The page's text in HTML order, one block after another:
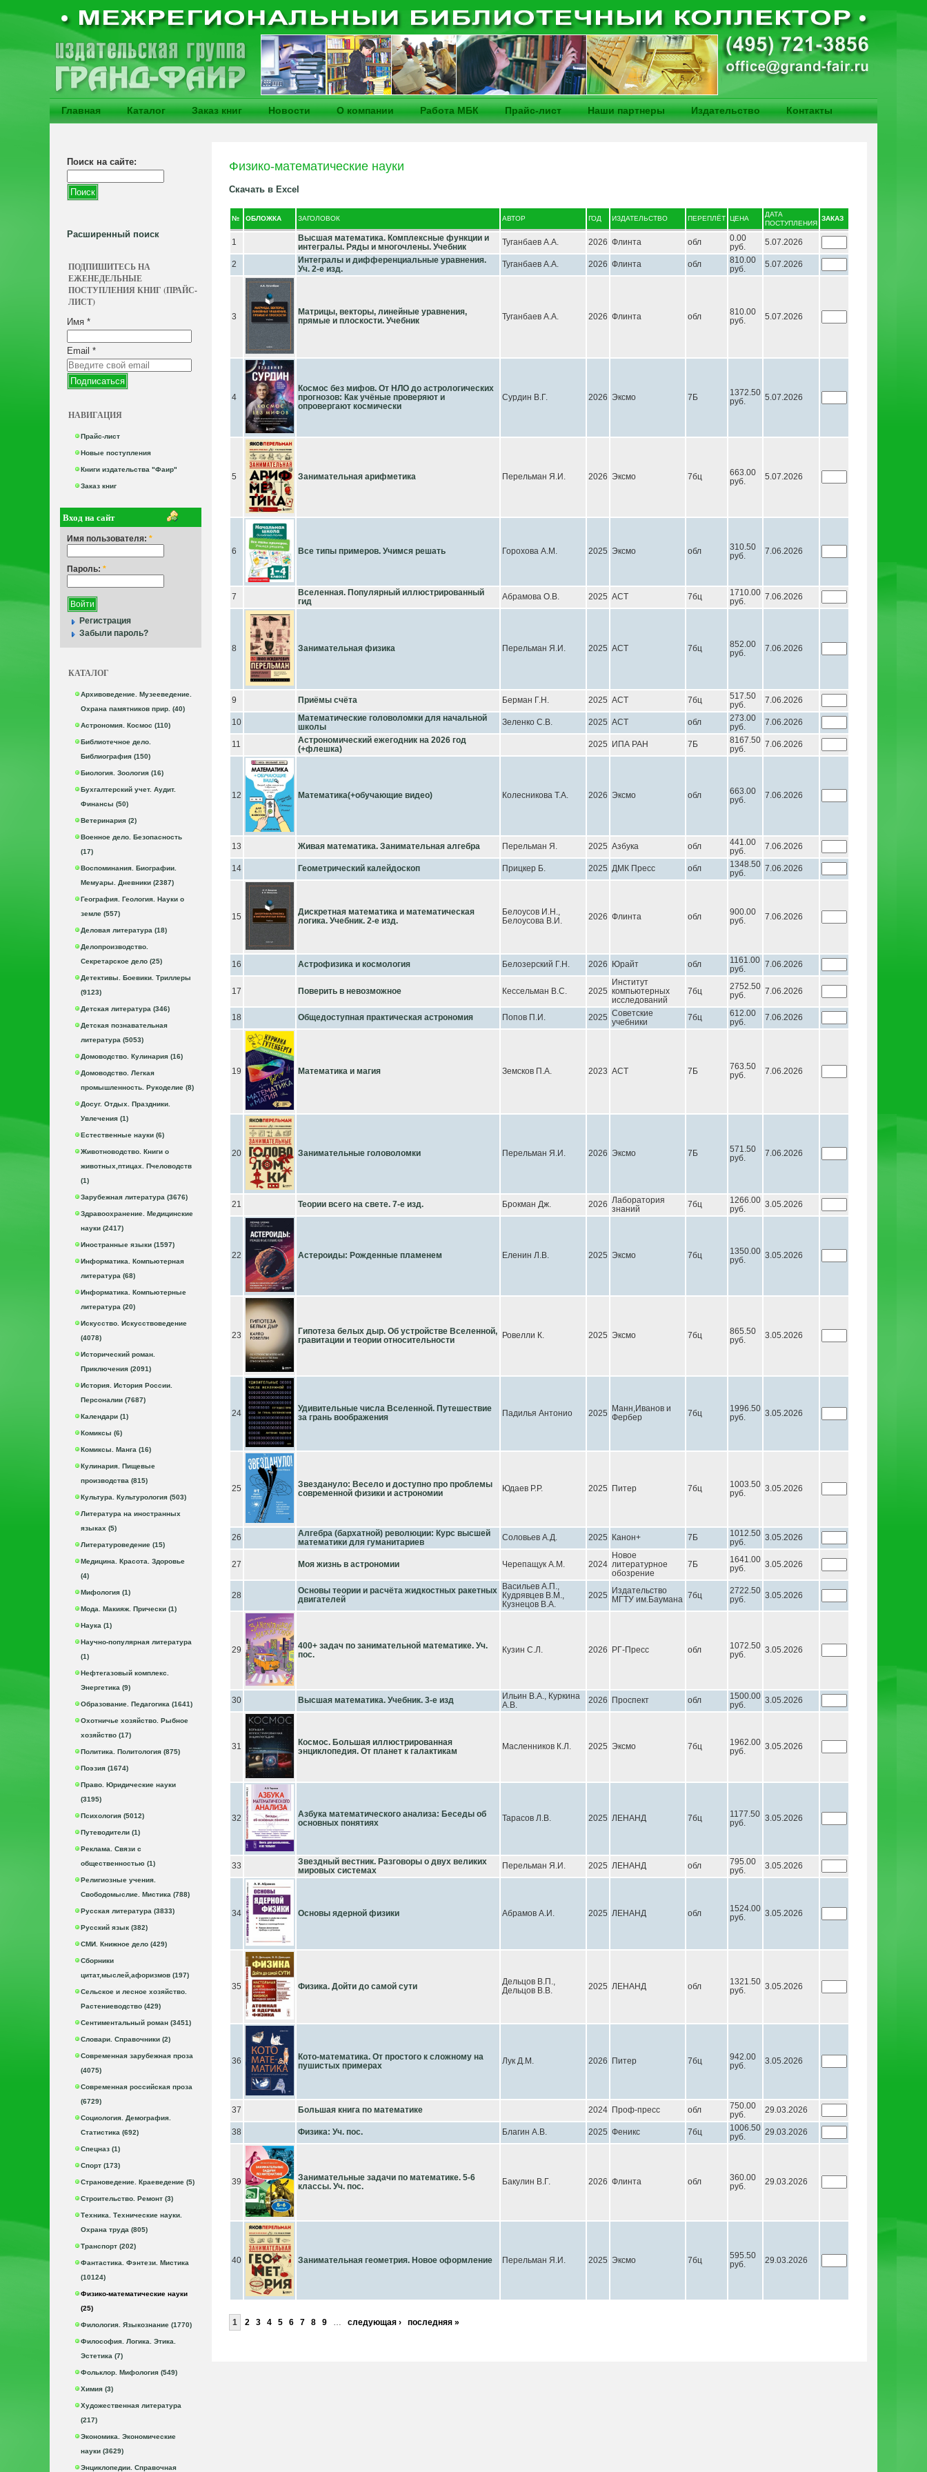
Главная Каталог Заказ книг Новости О компании Работа МБК Прайс-лист Наши партнеры Издательство Контакты
Поиск на сайте:
Расширенный поиск
ПОДПИШИТЕСЬ НА
ЕЖЕНЕДЕЛЬНЫЕ
ПОСТУПЛЕНИЯ КНИГ (ПРАЙС-
ЛИСТ)
Имя *
Email *
НАВИГАЦИЯ
Прайс-лист
Новые поступления
Книги издательства "Фаир"
Заказ книг
Вход на сайт
Имя пользователя: *
Пароль: *
Регистрация
Забыли пароль?
КАТАЛОГ
Архивоведение. Музееведение.
Охрана памятников прир. (40)
Астрономия. Космос (110)
Библиотечное дело.
Библиография (150)
Биология. Зоология (16)
Бухгалтерский учет. Аудит.
Финансы (50)
Ветеринария (2)
Военное дело. Безопасность
(17)
Воспоминания. Биографии.
Мемуары. Дневники (2387)
География. Геология. Науки о
земле (557)
Деловая литература (18)
Делопроизводство.
Секретарское дело (25)
Детективы. Боевики. Триллеры
(9123)
Детская литература (346)
Детская познавательная
литература (5053)
Домоводство. Кулинария (16)
Домоводство. Легкая
промышленность. Рукоделие (8)
Досуг. Отдых. Праздники.
Увлечения (1)
Естественные науки (6)
Животноводство. Книги о
животных,птицах. Пчеловодств
(1)
Зарубежная литература (3676)
Здравоохранение. Медицинские
науки (2417)
Иностранные языки (1597)
Информатика. Компьютерная
литература (68)
Информатика. Компьютерные
литература (20)
Искусство. Искусствоведение
(4078)
Исторический роман.
Приключения (2091)
История. История России.
Персоналии (7687)
Календари (1)
Комиксы (6)
Комиксы. Манга (16)
Кулинария. Пищевые
производства (815)
Культура. Культурология (503)
Литература на иностранных
языках (5)
Литературоведение (15)
Медицина. Красота. Здоровье
(4)
Мифология (1)
Мода. Макияж. Прически (1)
Наука (1)
Научно-популярная литература
(1)
Нефтегазовый комплекс.
Энергетика (9)
Образование. Педагогика (1641)
Охотничье хозяйство. Рыбное
хозяйство (17)
Политика. Политология (875)
Поэзия (1674)
Право. Юридические науки
(3195)
Психология (5012)
Путеводители (1)
Реклама. Связи с
общественностью (1)
Религиозные учения.
Свободомыслие. Мистика (788)
Русская литература (3833)
Русский язык (382)
СМИ. Книжное дело (429)
Сборники
цитат,мыслей,афоризмов (197)
Сельское и лесное хозяйство.
Растениеводство (429)
Сентиментальный роман (3451)
Словари. Справочники (2)
Современная зарубежная проза
(4075)
Современная российская проза
(6729)
Социология. Демография.
Статистика (692)
Спецназ (1)
Спорт (173)
Страноведение. Краеведение (5)
Строительство. Ремонт (3)
Техника. Технические науки.
Охрана труда (805)
Транспорт (202)
Фантастика. Фэнтези. Мистика
(10124)
Физико-математические науки
(25)
Филология. Языкознание (1770)
Философия. Логика. Этика.
Эстетика (7)
Фольклор. Мифология (549)
Химия (3)
Художественная литература
(217)
Экономика. Экономические
науки (3629)
Энциклопедии. Справочная
Физико-математические науки
Скачать в Excel
№ ОБЛОЖКА ЗАГОЛОВОК АВТОР ГОД ИЗДАТЕЛЬСТВО ПЕРЕПЛЁТ ЦЕНА
ДАТА
ПОСТУПЛЕНИЯ
ЗАКАЗ
1
Высшая математика. Комплексные функции и
интегралы. Ряды и многочлены. Учебник
Туганбаев А.А. 2026 Флинта обл
0.00
руб.
5.07.2026
2
Интегралы и дифференциальные уравнения.
Уч. 2-е изд.
Туганбаев А.А. 2026 Флинта обл
810.00
руб.
5.07.2026
3
Матрицы, векторы, линейные уравнения,
прямые и плоскости. Учебник
Туганбаев А.А. 2026 Флинта обл
810.00
руб.
5.07.2026
4
Космос без мифов. От НЛО до астрологических
прогнозов: Как учёные проверяют и
опровергают космически
Сурдин В.Г. 2026 Эксмо 7Б
1372.50
руб.
5.07.2026
5 Занимательная арифметика Перельман Я.И. 2026 Эксмо 7бц
663.00
руб.
5.07.2026
6 Все типы примеров. Учимся решать Горохова А.М. 2025 Эксмо обл
310.50
руб.
7.06.2026
7
Вселенная. Популярный иллюстрированный
гид
Абрамова О.В. 2025 АСТ 7бц
1710.00
руб.
7.06.2026
8 Занимательная физика Перельман Я.И. 2025 АСТ 7бц
852.00
руб.
7.06.2026
9 Приёмы счёта Берман Г.Н. 2025 АСТ 7бц
517.50
руб.
7.06.2026
10
Математические головоломки для начальной
школы
Зеленко С.В. 2025 АСТ обл
273.00
руб.
7.06.2026
11
Астрономический ежегодник на 2026 год
(+флешка)
2025 ИПА РАН 7Б
8167.50
руб.
7.06.2026
12 Математика(+обучающие видео) Колесникова Т.А. 2026 Эксмо обл
663.00
руб.
7.06.2026
13 Живая математика. Занимательная алгебра Перельман Я. 2025 Азбука обл
441.00
руб.
7.06.2026
14 Геометрический калейдоскоп Прицкер Б. 2025 ДМК Пресс обл
1348.50
руб.
7.06.2026
15
Дискретная математика и математическая
логика. Учебник. 2-е изд.
Белоусов И.Н.,
Белоусова В.И.
2026 Флинта обл
900.00
руб.
7.06.2026
16 Астрофизика и космология Белозерский Г.Н. 2026 Юрайт обл
1161.00
руб.
7.06.2026
17 Поверить в невозможное Кессельман В.С. 2025
Институт
компьютерных
исследований
7бц
2752.50
руб.
7.06.2026
18 Общедоступная практическая астрономия Попов П.И. 2025 Советские
учебники
7бц
612.00
руб.
7.06.2026
19 Математика и магия Земсков П.А. 2023 АСТ 7Б
763.50
руб.
7.06.2026
20 Занимательные головоломки Перельман Я.И. 2026 Эксмо 7Б
571.50
руб.
7.06.2026
21 Теории всего на свете. 7-е изд. Брокман Дж. 2026 Лаборатория
знаний
7бц
1266.00
руб.
3.05.2026
22 Астероиды: Рожденные пламенем Еленин Л.В. 2025 Эксмо 7бц
1350.00
руб.
3.05.2026
23
Гипотеза белых дыр. Об устройстве Вселенной,
гравитации и теории относительности
Ровелли К. 2025 Эксмо 7бц
865.50
руб.
3.05.2026
24
Удивительные числа Вселенной. Путешествие
за грань воображения
Падилья Антонио 2025
Манн,Иванов и
Фербер
7бц
1996.50
руб.
3.05.2026
25
Звездануло: Весело и доступно про проблемы
современной физики и астрономии
Юдаев Р.Р. 2025 Питер 7бц
1003.50
руб.
3.05.2026
26
Алгебра (бархатной) революции: Курс высшей
математики для гуманитариев
Соловьев А.Д. 2025 Канон+ 7Б
1012.50
руб.
3.05.2026
27 Моя жизнь в астрономии Черепащук А.М. 2024
Новое
литературное
обозрение
7Б
1641.00
руб.
3.05.2026
28
Основы теории и расчёта жидкостных ракетных
двигателей
Васильев А.П.,
Кудрявцев В.М.,
Кузнецов В.А.
2025
Издательство
МГТУ им.Баумана 7бц
2722.50
руб.
3.05.2026
29
400+ задач по занимательной математике. Уч.
пос.
Кузин С.Л. 2026 РГ-Пресс обл
1072.50
руб.
3.05.2026
30 Высшая математика. Учебник. 3-е изд
Ильин В.А., Куркина
А.В.
2026 Проспект обл
1500.00
руб.
3.05.2026
31
Космос. Большая иллюстрированная
энциклопедия. От планет к галактикам
Масленников К.Л. 2025 Эксмо 7бц
1962.00
руб.
3.05.2026
32
Азбука математического анализа: Беседы об
основных понятиях
Тарасов Л.В. 2025 ЛЕНАНД 7бц
1177.50
руб.
3.05.2026
33
Звездный вестник. Разговоры о двух великих
мировых системах
Перельман Я.И. 2025 ЛЕНАНД обл
795.00
руб.
3.05.2026
34 Основы ядерной физики Абрамов А.И. 2025 ЛЕНАНД обл
1524.00
руб.
3.05.2026
35 Физика. Дойти до самой сути
Дельцов В.П.,
Дельцов В.В.
2025 ЛЕНАНД обл
1321.50
руб.
3.05.2026
36
Кото-математика. От простого к сложному на
пушистых примерах
Лук Д.М. 2026 Питер 7бц
942.00
руб.
3.05.2026
37 Большая книга по математике 2024 Проф-пресс обл
750.00
руб.
29.03.2026
38 Физика: Уч. пос. Благин А.В. 2025 Феникс 7бц
1006.50
руб.
29.03.2026
39
Занимательные задачи по математике. 5-6
классы. Уч. пос.
Бакулин В.Г. 2026 Флинта обл
360.00
руб.
29.03.2026
40 Занимательная геометрия. Новое оформление Перельман Я.И. 2025 Эксмо 7бц
595.50
руб.
29.03.2026
1 2 3 4 5 6 7 8 9 … следующая › последняя »